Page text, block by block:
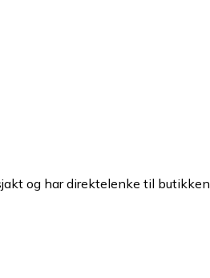
og har direktelenke til butikken.